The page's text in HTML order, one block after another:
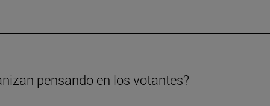
pensando en los votantes?